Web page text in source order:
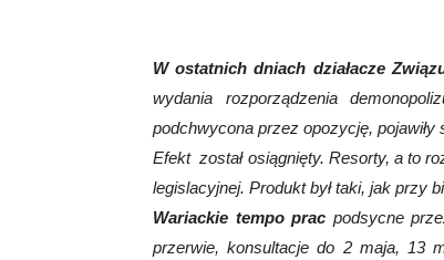
W ostatnich dniach działacze
wydania rozporządzenia
podchwycona przez opozycję,
Efekt został osiągnięty. Resorty, a to
legislacyjnej. Produkt był taki, jak przy
Wariackie tempo prac podsycne
przerwie, konsultacje do 2 maja, 13